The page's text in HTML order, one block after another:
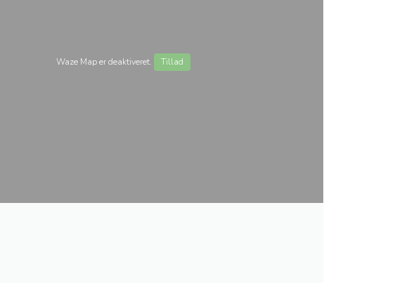
Waze Map er deaktiveret. Tillad